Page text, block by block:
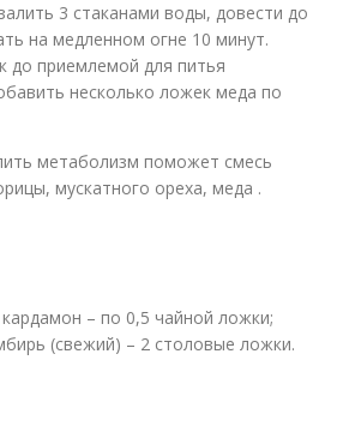
3 стаканами воды, довести до
на медленном огне 10 минут.
до приемлемой для питья
несколько ложек меда по
метаболизм поможет смесь
мускатного ореха, меда .
– по 0,5 чайной ложки;
(свежий) – 2 столовые ложки.